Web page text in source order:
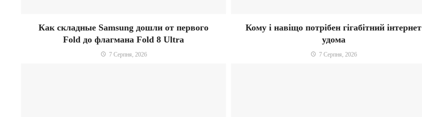
Как складные Samsung дошли от первого
Fold до флагмана Fold 8 Ultra
7 Серпня, 2026
Кому і навіщо потрібен гігабітний інтернет
удома
7 Серпня, 2026